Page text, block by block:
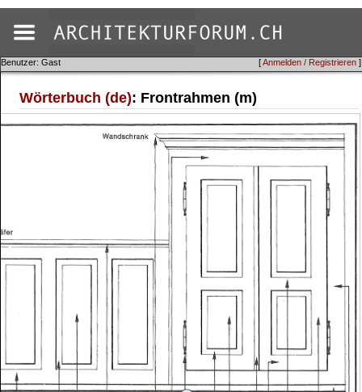
[Anmelden / Registrieren ]
Benutzer: Gast
Wörterbuch (de): Frontrahmen (m)